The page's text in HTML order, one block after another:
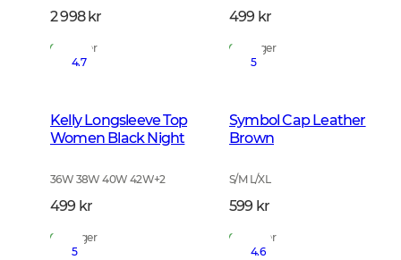
2 998 kr
På lager
499 kr
På lager
4.7
Kelly Longsleeve Top
Women Black Night
36W 38W 40W 42W+2
499 kr
På lager
5
Symbol Cap Leather
Brown
S/M L/XL
599 kr
På lager
5
4.6